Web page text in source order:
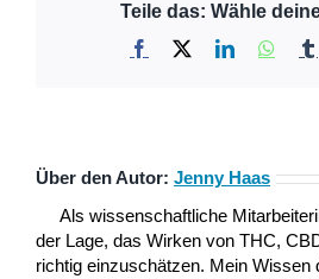
Teile das: Wähle
Facebook LinkedIn
Über den Autor: Jenny Haas
Als wissenschaftliche
der Lage, das Wirken von THC,
richtig einzuschätzen. Mein Wissen